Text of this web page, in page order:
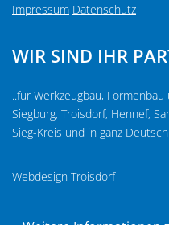
Impressum Datenschutz
WIR SIND IHR
..für Werkzeugbau,
Siegburg, Troisdorf, Hennef,
Sieg-Kreis und in ganz
Webdesign Troisdorf